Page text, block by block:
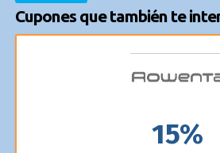
Cupones que también te
15%